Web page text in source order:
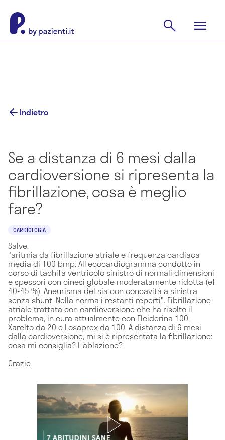
Indietro
Se a distanza di 6 mesi dalla
cardioversione si ripresenta la
fibrillazione, cosa è meglio
fare?
CARDIOLOGIA
Salve,
"aritmia da fibrillazione atriale e frequenza cardiaca
media di 100 bmp. All'ecocardiogramma condotto in
corso di tachifa ventricolo sinistro di normali dimensioni
e spessori con cinesi globale moderatamente ridotta (ef
40-45 %). Aneurisma del sia con concavità a sinistra
senza shunt. Nella norma i restanti reperti". Fibrillazione
atriale trattata con cardioversione che ha risolto il
problema, in cura attualmente con Fleiderina 100,
Xarelto da 20 e Losaprex da 100. A distanza di 6 mesi
dalla cardioversione, mi si è ripresentata la fibrillazione:
cosa mi consiglia? L'ablazione?
Grazie